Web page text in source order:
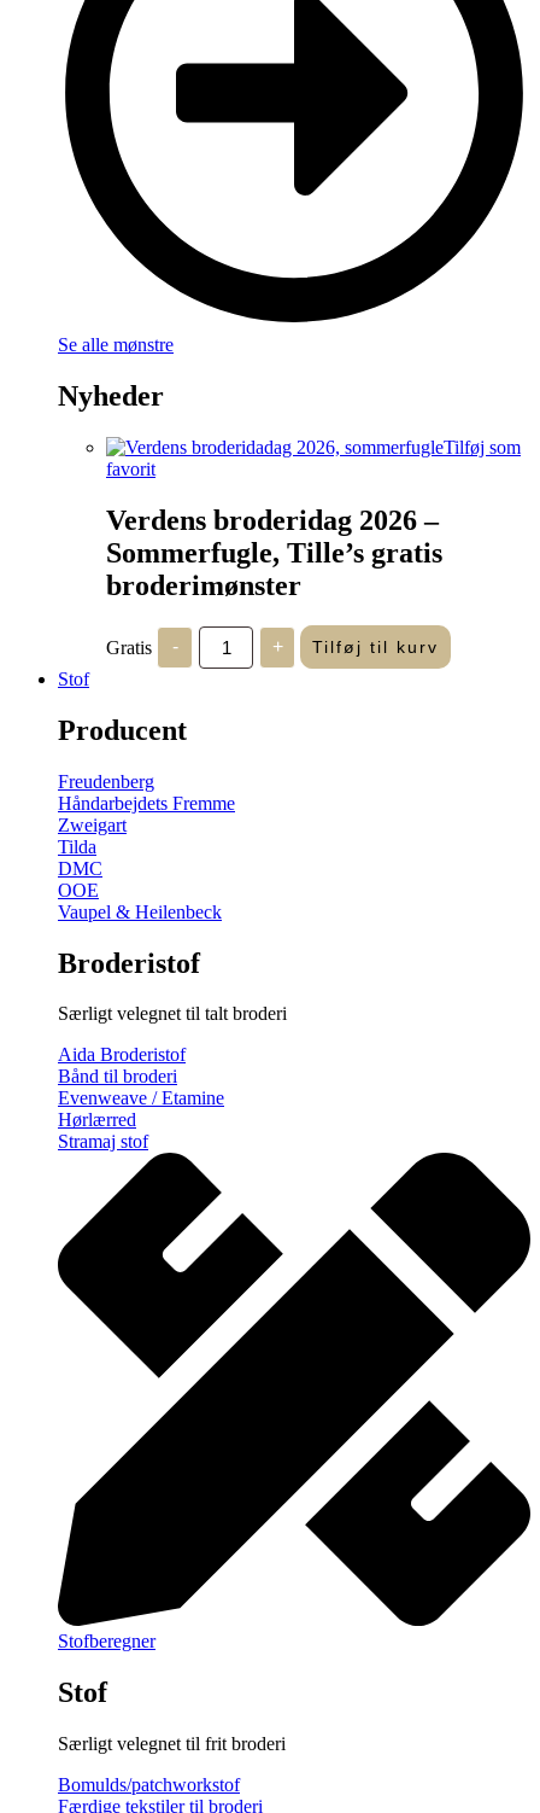
Se alle mønstre
Nyheder
Tilføj som
favorit
Verdens broderidag 2026 –
Sommerfugle, Tille’s gratis
broderimønster
Gratis -
Verdens
broderidag
2026
+ Tilføj til kurv
Stof
Producent
Freudenberg
Håndarbejdets Fremme
Zweigart
Tilda
DMC
OOE
Vaupel & Heilenbeck
Broderistof
Særligt velegnet til talt broderi
Aida Broderistof
Bånd til broderi
Evenweave / Etamine
Hørlærred
Stramaj stof
Stofberegner
Stof
Særligt velegnet til frit broderi
Bomulds/patchworkstof
Færdige tekstiler til broderi